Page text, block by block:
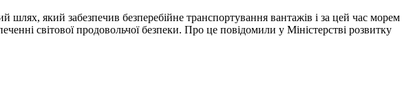
який забезпечив безперебійне транспортування вантажів і за цей час морем
світової продовольчої безпеки. Про це повідомили у Міністерстві розвитку